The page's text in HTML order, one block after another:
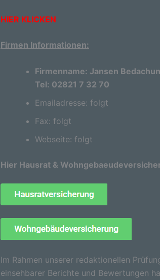
HIER KLICKEN
Firmen Informationen:
Firmenname: Jansen
Tel: 02821 7 32 70
Emailadresse: folgt
Fax: folgt
Webseite: folgt
Hier Hausrat &
Im Rahmen unserer redaktionellen
einsehbarer Berichte und Bewertungen